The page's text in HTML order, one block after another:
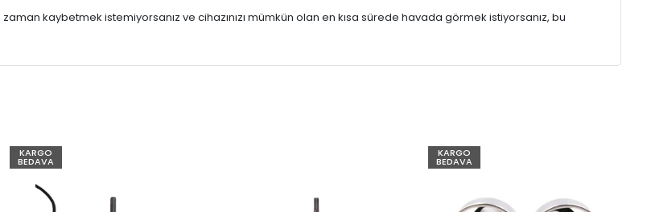
kaybetmek istemiyorsanız ve cihazınızı mümkün olan en kısa sürede havada görmek istiyorsanız, bu
KARGO
BEDAVA
KARGO
BEDAVA